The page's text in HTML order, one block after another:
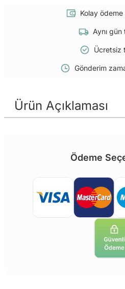
Kolay
Aynı
Ücretsiz
Gönderim
Ürün Açıklaması
Ödeme